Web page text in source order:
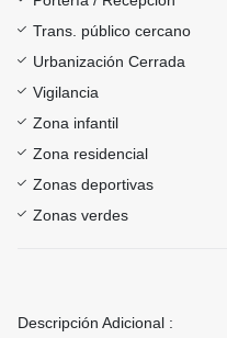
Trans. público cercano
Urbanización Cerrada
Vigilancia
Zona infantil
Zona residencial
Zonas deportivas
Zonas verdes
Descripción Adicional :